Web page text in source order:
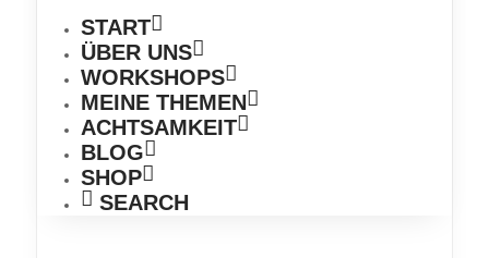
START
ÜBER UNS
WORKSHOPS
MEINE THEMEN
ACHTSAMKEIT
BLOG
SHOP
SEARCH